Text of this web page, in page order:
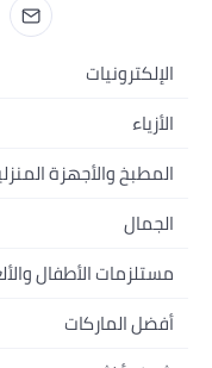
الإلكترونيات
الجوالات
اللابتوبات
الأجهزة المنزلية
التلفزيونات
السماعات
ألعاب القيمنق
الأزياء
أزياء نسائية
أزياء البنات
أزياء الأولاد
المجوهرات
المطبخ والأجهزة
الحمام
المطبخ والسفرة
أدوات وتحسين المنزل
الجمال
العطور
العناية بالشعر
مستلزمات الأطفال
الحفاضات
أفضل الماركات